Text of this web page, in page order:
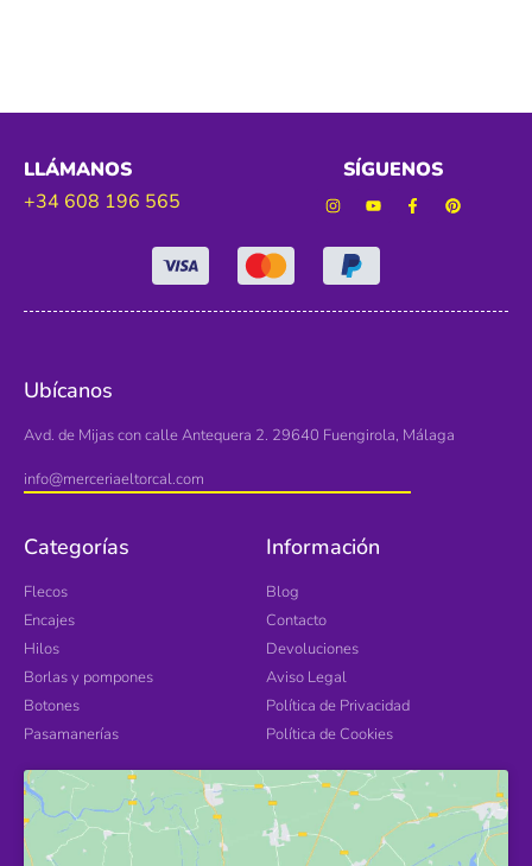
LLÁMANOS
+34 608 196 565
SÍGUENOS
Ubícanos
Avd. de Mijas con calle Antequera 2. 29640 Fuengirola, Málaga
info@merceriaeltorcal.com
Categorías
Flecos
Encajes
Hilos
Borlas y pompones
Botones
Pasamanerías
Información
Blog
Contacto
Devoluciones
Aviso Legal
Política de Privacidad
Política de Cookies